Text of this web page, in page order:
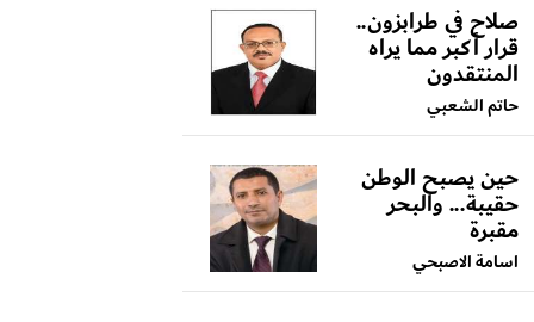
صلاح في طرابزون..
قرار أكبر مما يراه
المنتقدون
حاتم الشعبي
حين يصبح الوطن
حقيبة... والبحر
مقبرة
اسامة الاصبحي